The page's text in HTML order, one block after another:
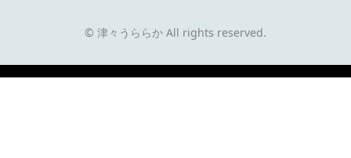
© 津々うららか All rights reserved.